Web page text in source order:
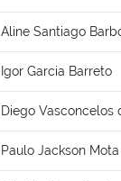
Aline Santiago
Igor Garcia Barreto
Diego Vasconcelos
Paulo Jackson